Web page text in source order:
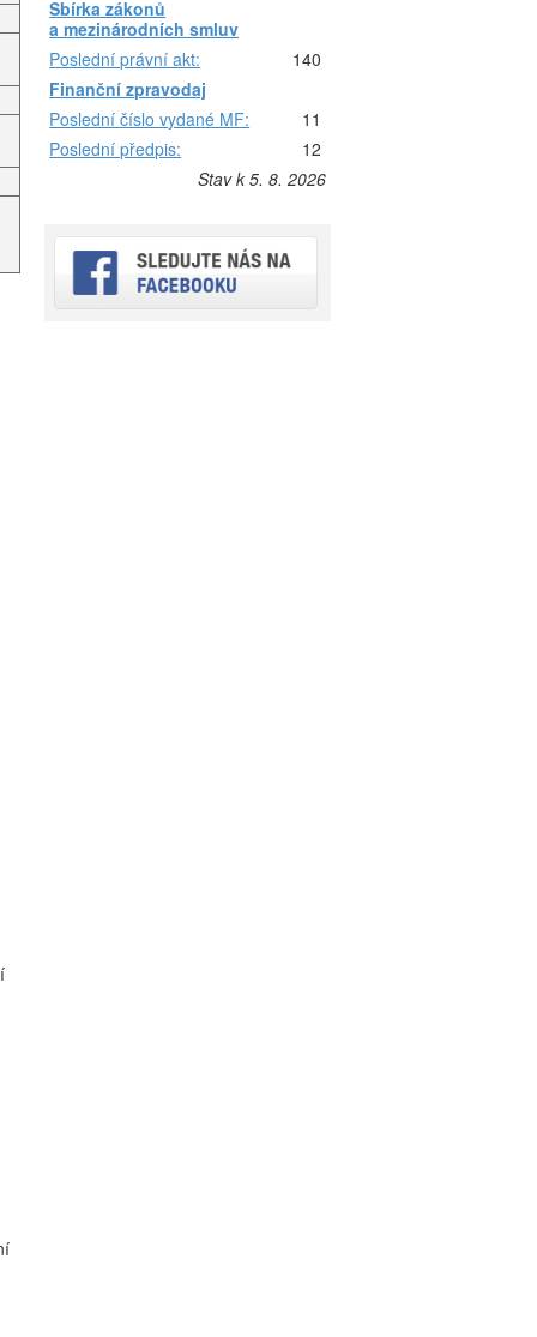
Sbírka zákonů
a mezinárodních smluv
Poslední právní akt:
140
Finanční zpravodaj
Poslední číslo vydané MF:
11
Poslední předpis:
12
Stav k 5. 8. 2026